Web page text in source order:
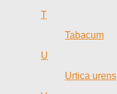
T
Tabacum
U
Urtica urens